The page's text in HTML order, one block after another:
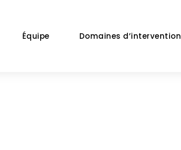
Équipe Domaines d’intervention